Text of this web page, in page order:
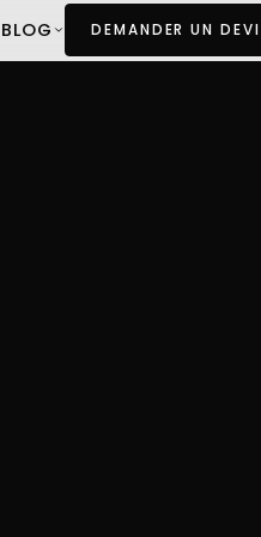
BLOG DEMANDER UN